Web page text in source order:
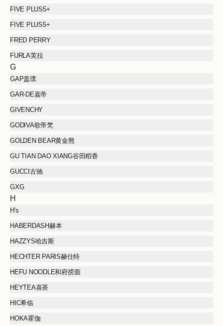
FIVE PLUS5+
FIVE PLUS5+
FRED PERRY
FURLA芙拉
G
GAP盖璞
GAR-DE嘉帝
GIVENCHY
GODIVA歌帝梵
GOLDEN BEAR黄金熊
GU TIAN DAO XIANG谷田稻香
GUCCI古驰
GXG
H
H's
HABERDASH赫本
HAZZYS哈吉斯
HECHTER PARIS赫仕特
HEFU NOODLE和府捞面
HEYTEA喜茶
HIC希临
HOKA霍伽